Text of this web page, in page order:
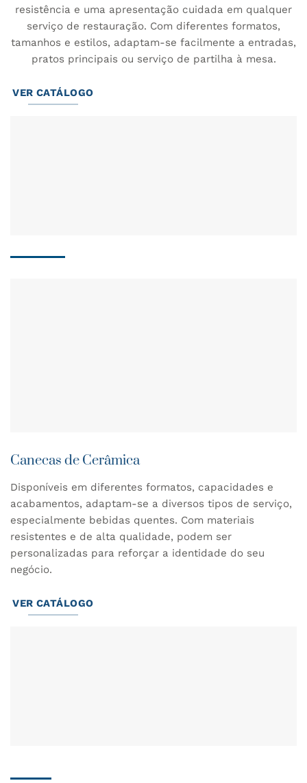
resistência e uma apresentação cuidada em qualquer
serviço de restauração. Com diferentes formatos,
tamanhos e estilos, adaptam-se facilmente a entradas,
pratos principais ou serviço de partilha à mesa.
VER CATÁLOGO
Canecas de Cerâmica
Disponíveis em diferentes formatos, capacidades e
acabamentos, adaptam-se a diversos tipos de serviço,
especialmente bebidas quentes. Com materiais
resistentes e de alta qualidade, podem ser
personalizadas para reforçar a identidade do seu
negócio.
VER CATÁLOGO